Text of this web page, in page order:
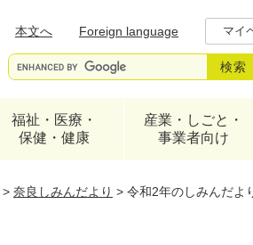
本文へ
Foreign language マイ
福祉・医療・
保健・健康
産業・しごと・
事業者向け
> 奈良しみんだより > 令和2年のしみんだよ